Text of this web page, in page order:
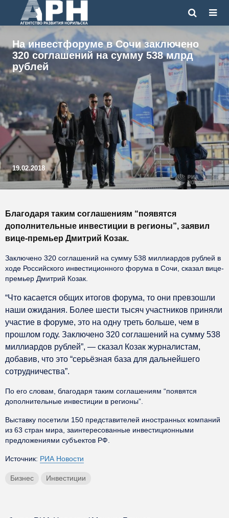
На инвестфоруме в Сочи заключено
320 соглашений на сумму 538 млрд
рублей
19.02.2018
Благодаря таким соглашениям “появятся
дополнительные инвестиции в регионы”, заявил
вице-премьер Дмитрий Козак.
Заключено 320 соглашений на сумму 538 миллиардов рублей в
ходе Российского инвестиционного форума в Сочи, сказал вице-
премьер Дмитрий Козак.
“Что касается общих итогов форума, то они превзошли
наши ожидания. Более шести тысяч участников приняли
участие в форуме, это на одну треть больше, чем в
прошлом году. Заключено 320 соглашений на сумму 538
миллиардов рублей”, — сказал Козак журналистам,
добавив, что это “серьёзная база для дальнейшего
сотрудничества”.
По его словам, благодаря таким соглашениям “появятся
дополнительные инвестиции в регионы”.
Выставку посетили 150 представителей иностранных компаний
из 63 стран мира, заинтересованные инвестиционными
предложениями субъектов РФ.
Источник: РИА Новости
Бизнес Инвестиции